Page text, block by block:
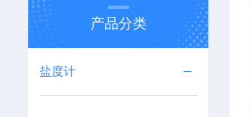
产品分类
盐度计